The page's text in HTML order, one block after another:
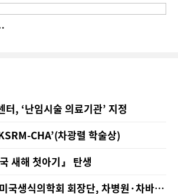
터, ‘난임시술 의료기관’ 지정
CHA’(차광렬 학술상)
새해 첫아기』 탄생
국생식의학회 회장단, 차병원·차바이